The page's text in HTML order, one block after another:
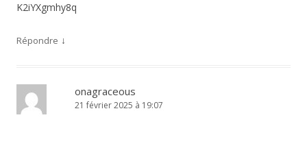
K2iYXgmhy8q
Répondre ↓
onagraceous
21 février 2025 à 19:07